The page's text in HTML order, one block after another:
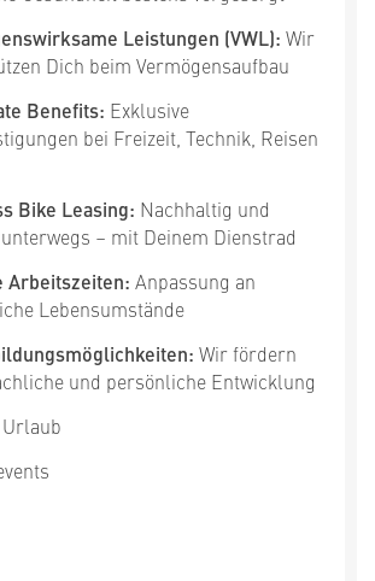
Leistungen (VWL): Wir
Dich beim Vermögensaufbau
Benefits: Exklusive
bei Freizeit, Technik, Reisen
Bike Leasing: Nachhaltig und
– mit Deinem Dienstrad
Arbeitszeiten: Anpassung an
Lebensumstände
Wir fördern
und persönliche Entwicklung
Urlaub